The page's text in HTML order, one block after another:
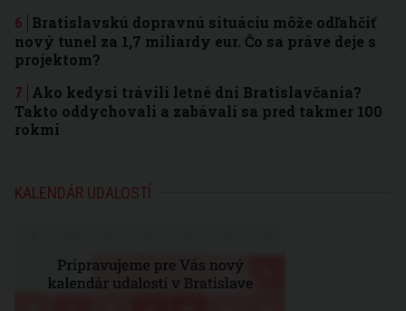
Bratislavskú dopravnú situáciu môže odľahčiť
nový tunel za 1,7 miliardy eur. Čo sa práve deje s
projektom?
Ako kedysi trávili letné dni Bratislavčania?
Takto oddychovali a zabávali sa pred takmer 100
rokmi
KALENDÁR UDALOSTÍ